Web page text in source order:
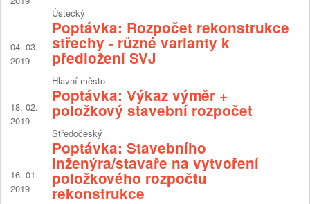
Ústecký
04. 03.
2019
Poptávka: Rozpočet rekonstrukce
střechy - různé varianty k
předložení SVJ
Hlavní město
18. 02.
2019
Poptávka: Výkaz výměr +
položkový stavební rozpočet
Středočeský
16. 01.
2019
Poptávka: Stavebního
inženýra/stavaře na vytvoření
položkového rozpočtu
rekonstrukce